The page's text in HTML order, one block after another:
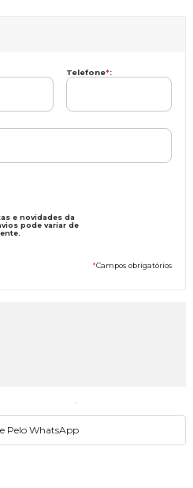
Telefone*:
e novidades da
pode variar de
*Campos obrigatórios
Pelo WhatsApp